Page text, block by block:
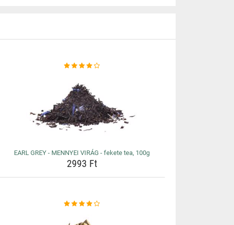
EARL GREY - MENNYEI VIRÁG - fekete tea, 100g
2993 Ft